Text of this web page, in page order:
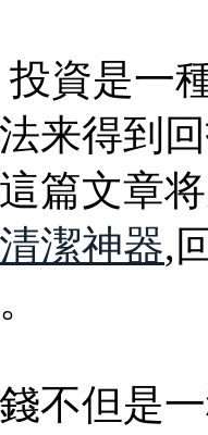
資是一
来得到
篇文章
潔神器,
不但是